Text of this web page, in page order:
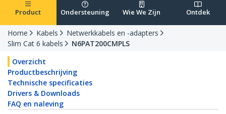
Product Ondersteuning Wie We Zijn Ontdek
Home Kabels
Netwerkkabels en -adapters
Slim Cat 6 kabels
N6PAT200CMPLS
Overzicht
Productbeschrijving
Technische specificaties
Drivers & Downloads
FAQ en naleving